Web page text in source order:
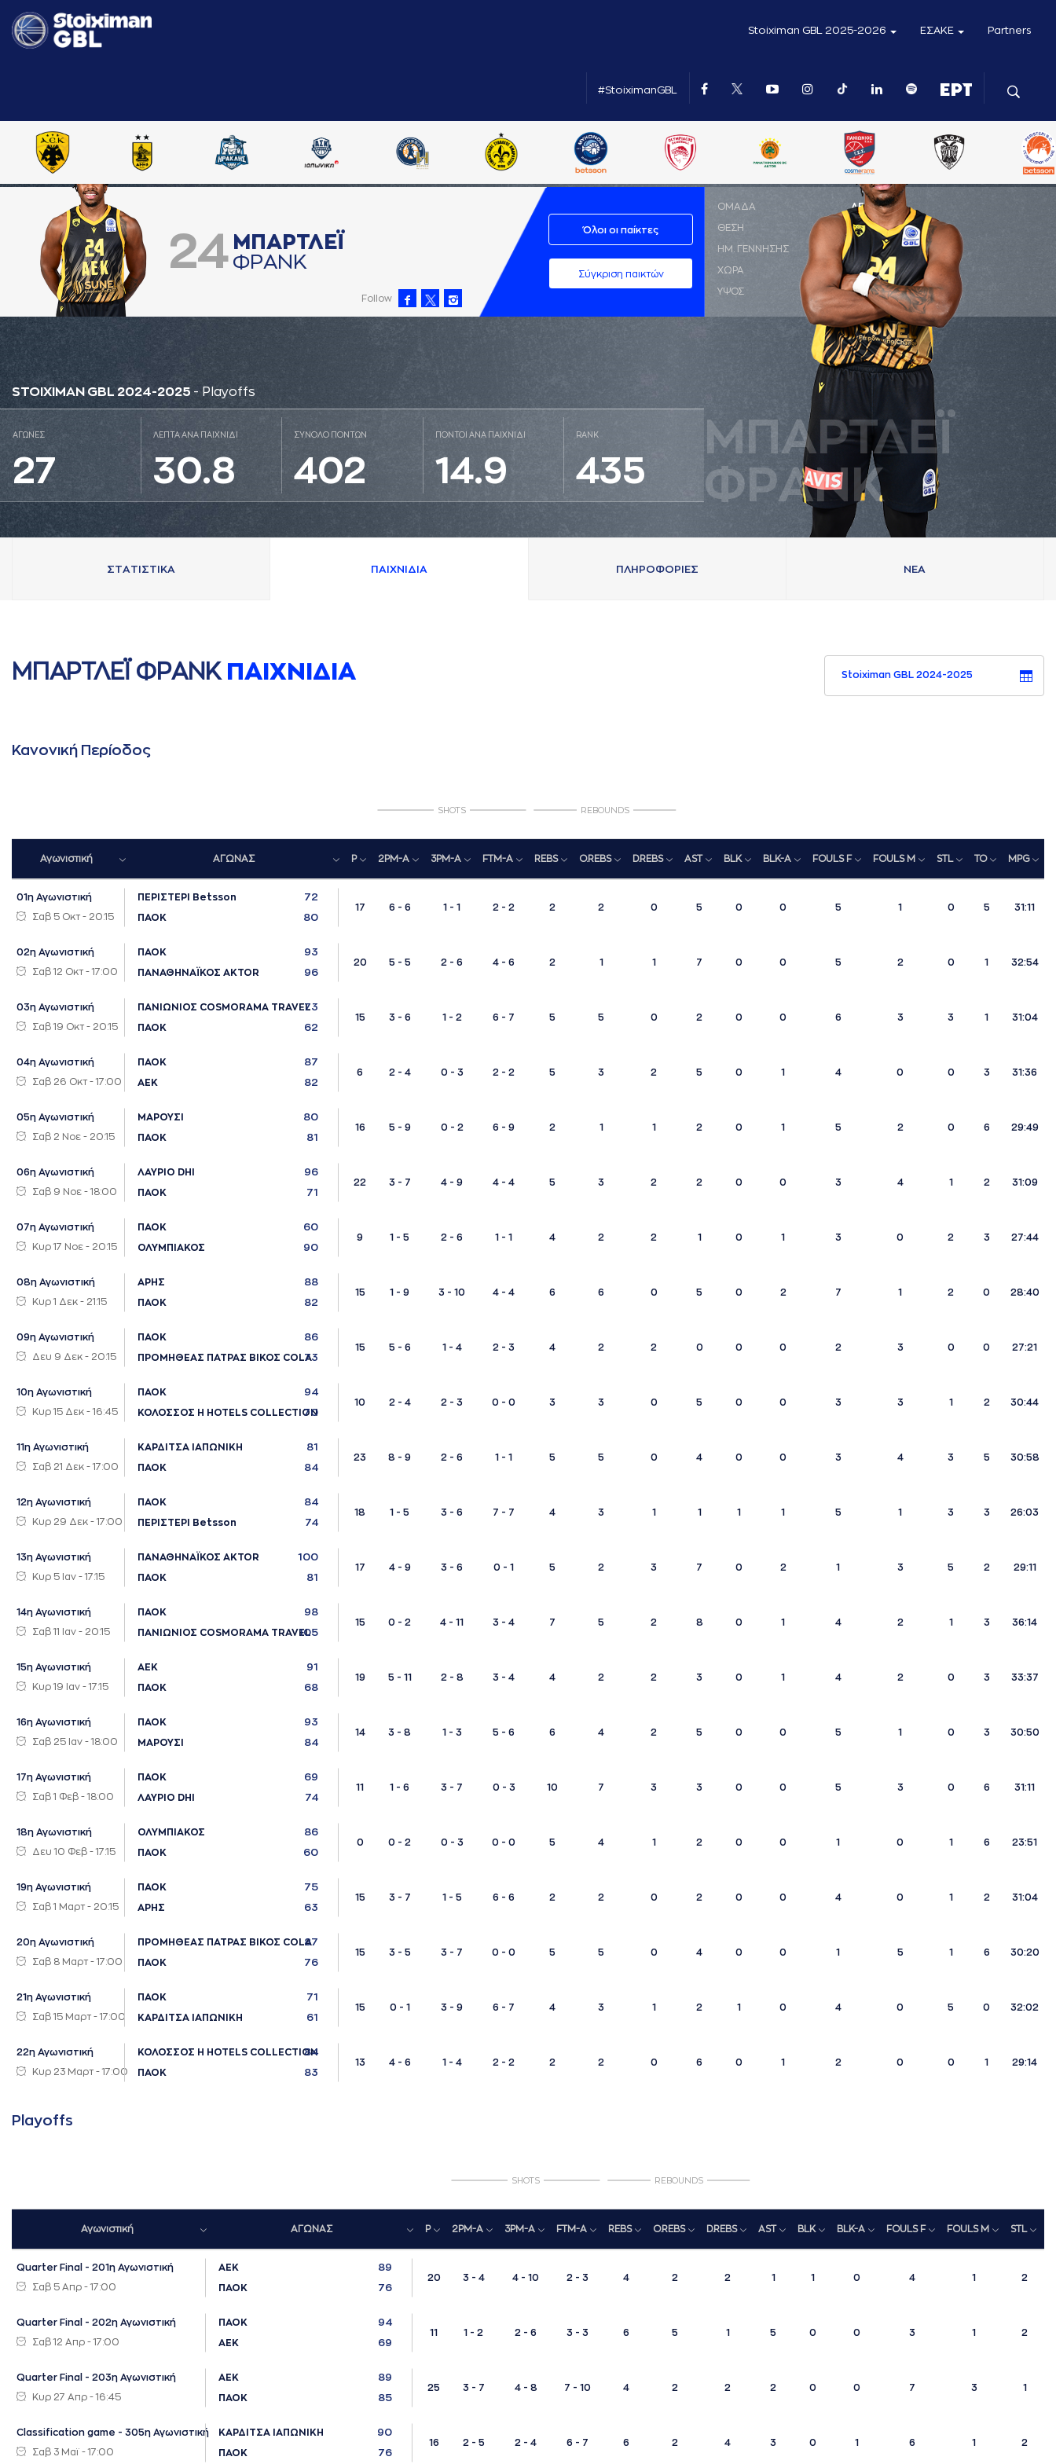
Stoiximan GBL 2025-2026 ΕΣΑΚΕ Partners
#StoiximanGBL
24 ΜΠAΡΤΛΕΪ
ΦΡAΝΚ
Follow
Όλοι οι παίκτες
Σύγκριση παικτών
STOIXIMAN GBL 2024-2025 - Playoffs
ΑΓΩΝΕΣ
27
ΛΕΠΤΑ ΑΝΑ ΠΑΙΧΝΙΔΙ
30.8
ΣΥΝΟΛΟ ΠΟΝΤΩΝ
402
ΠΟΝΤΟΙ ΑΝΑ ΠΑΙΧΝΙΔΙ
14.9
RANK
435
ΜΠAΡΤΛΕΪ
ΦΡAΝΚ
ΟΜΑΔΑ ΑΕΚ
ΘΕΣΗ PG
ΗΜ. ΓΕΝΝΗΣΗΣ 25-02-1994
ΧΩΡΑ ΗΠΑ
ΥΨΟΣ 1,91 μ.
ΣΤAΤΙΣΤΙΚA ΠAΙΧΝΙΔΙA ΠΛΗΡΟΦΟΡΙΕΣ ΝΕA
ΜΠAΡΤΛΕΪ ΦΡAΝΚ ΠAΙΧΝΙΔΙA Stoiximan GBL 2024-2025
Κανονική Περίοδος
SHOTS REBOUNDS
Αγωνιστική ΑΓΩΝΑΣ P 2PM-A 3PM-A FTM-A REBS O.REBS D.REBS AST BLK BLK-A FOULS F FOULS M STL TO MPG
01η Αγωνιστική
Σαβ 5 Οκτ - 20:15
ΠΕΡΙΣΤΕΡΙ Betsson 72
ΠΑΟΚ 80
17 6 - 6 1 - 1 2 - 2 2 2 0 5 0 0 5 1 0 5 31:11
02η Αγωνιστική
Σαβ 12 Οκτ - 17:00
ΠΑΟΚ 93
ΠΑΝΑΘΗΝΑΪΚΟΣ AKTOR 96
20 5 - 5 2 - 6 4 - 6 2 1 1 7 0 0 5 2 0 1 32:54
03η Αγωνιστική
Σαβ 19 Οκτ - 20:15
ΠΑΝΙΩΝΙΟΣ COSMORAMA TRAVEL73
ΠΑΟΚ 62
15 3 - 6 1 - 2 6 - 7 5 5 0 2 0 0 6 3 3 1 31:04
04η Αγωνιστική
Σαβ 26 Οκτ - 17:00
ΠΑΟΚ 87
ΑΕΚ 82
6 2 - 4 0 - 3 2 - 2 5 3 2 5 0 1 4 0 0 3 31:36
05η Αγωνιστική
Σαβ 2 Νοε - 20:15
ΜΑΡΟΥΣΙ 80
ΠΑΟΚ 81
16 5 - 9 0 - 2 6 - 9 2 1 1 2 0 1 5 2 0 6 29:49
06η Αγωνιστική
Σαβ 9 Νοε - 18:00
ΛΑΥΡΙΟ DHI 96
ΠΑΟΚ 71
22 3 - 7 4 - 9 4 - 4 5 3 2 2 0 0 3 4 1 2 31:09
07η Αγωνιστική
Κυρ 17 Νοε - 20:15
ΠΑΟΚ 60
ΟΛΥΜΠΙΑΚΟΣ 90
9 1 - 5 2 - 6 1 - 1 4 2 2 1 0 1 3 0 2 3 27:44
08η Αγωνιστική
Κυρ 1 Δεκ - 21:15
ΑΡΗΣ 88
ΠΑΟΚ 82
15 1 - 9 3 - 10 4 - 4 6 6 0 5 0 2 7 1 2 0 28:40
09η Αγωνιστική
Δευ 9 Δεκ - 20:15
ΠΑΟΚ 86
ΠΡΟΜΗΘΕΑΣ ΠΑΤΡΑΣ ΒΙΚΟΣ COLA73
15 5 - 6 1 - 4 2 - 3 4 2 2 0 0 0 2 3 0 0 27:21
10η Αγωνιστική
Κυρ 15 Δεκ - 16:45
ΠΑΟΚ 94
ΚΟΛΟΣΣΟΣ H HOTELS COLLECTION
70
10 2 - 4 2 - 3 0 - 0 3 3 0 5 0 0 3 3 1 2 30:44
11η Αγωνιστική
Σαβ 21 Δεκ - 17:00
ΚΑΡΔΙΤΣΑ ΙΑΠΩΝΙΚΗ 81
ΠΑΟΚ 84
23 8 - 9 2 - 6 1 - 1 5 5 0 4 0 0 3 4 3 5 30:58
12η Αγωνιστική
Κυρ 29 Δεκ - 17:00
ΠΑΟΚ 84
ΠΕΡΙΣΤΕΡΙ Betsson 74
18 1 - 5 3 - 6 7 - 7 4 3 1 1 1 1 5 1 3 3 26:03
13η Αγωνιστική
Κυρ 5 Ιαν - 17:15
ΠΑΝΑΘΗΝΑΪΚΟΣ AKTOR 100
ΠΑΟΚ 81
17 4 - 9 3 - 6 0 - 1 5 2 3 7 0 2 1 3 5 2 29:11
14η Αγωνιστική
Σαβ 11 Ιαν - 20:15
ΠΑΟΚ 98
ΠΑΝΙΩΝΙΟΣ COSMORAMA TRAVEL
105
15 0 - 2 4 - 11 3 - 4 7 5 2 8 0 1 4 2 1 3 36:14
15η Αγωνιστική
Κυρ 19 Ιαν - 17:15
ΑΕΚ 91
ΠΑΟΚ 68
19 5 - 11 2 - 8 3 - 4 4 2 2 3 0 1 4 2 0 3 33:37
16η Αγωνιστική
Σαβ 25 Ιαν - 18:00
ΠΑΟΚ 93
ΜΑΡΟΥΣΙ 84
14 3 - 8 1 - 3 5 - 6 6 4 2 5 0 0 5 1 0 3 30:50
17η Αγωνιστική
Σαβ 1 Φεβ - 18:00
ΠΑΟΚ 69
ΛΑΥΡΙΟ DHI 74
11 1 - 6 3 - 7 0 - 3 10 7 3 3 0 0 5 3 0 6 31:11
18η Αγωνιστική
Δευ 10 Φεβ - 17:15
ΟΛΥΜΠΙΑΚΟΣ 86
ΠΑΟΚ 60
0 0 - 2 0 - 3 0 - 0 5 4 1 2 0 0 1 0 1 6 23:51
19η Αγωνιστική
Σαβ 1 Μαρτ - 20:15
ΠΑΟΚ 75
ΑΡΗΣ 63
15 3 - 7 1 - 5 6 - 6 2 2 0 2 0 0 4 0 1 2 31:04
20η Αγωνιστική
Σαβ 8 Μαρτ - 17:00
ΠΡΟΜΗΘΕΑΣ ΠΑΤΡΑΣ ΒΙΚΟΣ COLA87
ΠΑΟΚ 76
15 3 - 5 3 - 7 0 - 0 5 5 0 4 0 0 1 5 1 6 30:20
21η Αγωνιστική
Σαβ 15 Μαρτ - 17:00
ΠΑΟΚ 71
ΚΑΡΔΙΤΣΑ ΙΑΠΩΝΙΚΗ 61
15 0 - 1 3 - 9 6 - 7 4 3 1 2 1 0 4 0 5 0 32:02
22η Αγωνιστική
Κυρ 23 Μαρτ - 17:00
ΚΟΛΟΣΣΟΣ H HOTELS COLLECTION
84
ΠΑΟΚ 83
13 4 - 6 1 - 4 2 - 2 2 2 0 6 0 1 2 0 0 1 29:14
Playoffs
SHOTS REBOUNDS
Αγωνιστική ΑΓΩΝΑΣ P 2PM-A 3PM-A FTM-A REBS O.REBS D.REBS AST BLK BLK-A FOULS F FOULS M STL
Quarter Final - 201η Αγωνιστική
Σαβ 5 Απρ - 17:00
ΑΕΚ 89
ΠΑΟΚ 76
20 3 - 4 4 - 10 2 - 3 4 2 2 1 1 0 4 1 2
Quarter Final - 202η Αγωνιστική
Σαβ 12 Απρ - 17:00
ΠΑΟΚ 94
ΑΕΚ 69
11 1 - 2 2 - 6 3 - 3 6 5 1 5 0 0 3 1 2
Quarter Final - 203η Αγωνιστική
Κυρ 27 Απρ - 16:45
ΑΕΚ 89
ΠΑΟΚ 85
25 3 - 7 4 - 8 7 - 10 4 2 2 2 0 0 7 3 1
Classification game - 305η Αγωνιστική
Σαβ 3 Μαϊ - 17:00
ΚΑΡΔΙΤΣΑ ΙΑΠΩΝΙΚΗ 90
ΠΑΟΚ 76
16 2 - 5 2 - 4 6 - 7 6 2 4 3 0 1 6 1 2